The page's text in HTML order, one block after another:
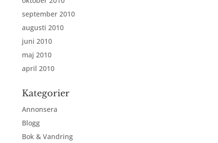
september 2010
augusti 2010
juni 2010
maj 2010
april 2010
Kategorier
Annonsera
Blogg
Bok & Vandring